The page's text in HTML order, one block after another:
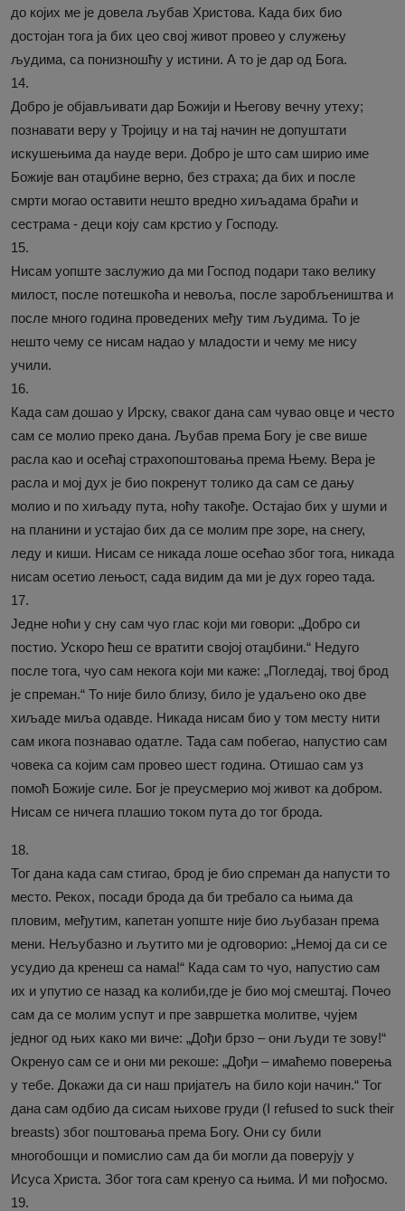
до којих ме је довела љубав Христова. Када бих био
достојан тога ја бих цео свој живот провео у служењу
људима, са понизношћу у истини. А то је дар од Бога.
14.
Добро је објављивати дар Божији и Његову вечну утеху;
познавати веру у Тројицу и на тај начин не допуштати
искушењима да науде вери. Добро је што сам ширио име
Божије ван отаџбине верно, без страха; да бих и после
смрти могао оставити нешто вредно хиљадама браћи и
сестрама - деци коју сам крстио у Господу.
15.
Нисам уопште заслужио да ми Господ подари тако велику
милост, после потешкоћа и невоља, после заробљеништва и
после много година проведених међу тим људима. То је
нешто чему се нисам надао у младости и чему ме нису
учили.
16.
Када сам дошао у Ирску, сваког дана сам чувао овце и често
сам се молио преко дана. Љубав према Богу је све више
расла као и осећај страхопоштовања према Њему. Вера је
расла и мој дух је био покренут толико да сам се дању
молио и по хиљаду пута, ноћу такође. Остајао бих у шуми и
на планини и устајао бих да се молим пре зоре, на снегу,
леду и киши. Нисам се никада лоше осећао због тога, никада
нисам осетио лењост, сада видим да ми је дух горео тада.
17.
Једне ноћи у сну сам чуо глас који ми говори: „Добро си
постио. Ускоро ћеш се вратити својој отаџбини.“ Недуго
после тога, чуо сам некога који ми каже: „Погледај, твој брод
је спреман.“ То није било близу, било је удаљено око две
хиљаде миља одавде. Никада нисам био у том месту нити
сам икога познавао одатле. Тада сам побегао, напустио сам
човека са којим сам провео шест година. Отишао сам уз
помоћ Божије силе. Бог је преусмерио мој живот ка добром.
Нисам се ничега плашио током пута до тог брода.
18.
Тог дана када сам стигао, брод је био спреман да напусти то
место. Рекох, посади брода да би требало са њима да
пловим, међутим, капетан уопште није био љубазан према
мени. Нељубазно и љутито ми је одговорио: „Немој да си се
усудио да кренеш са нама!“ Када сам то чуо, напустио сам
их и упутио се назад ка колиби,где је био мој смештај. Почео
сам да се молим успут и пре завршетка молитве, чујем
једног од њих како ми виче: „Дођи брзо – они људи те зову!“
Окренуо сам се и они ми рекоше: „Дођи – имаћемо поверења
у тебе. Докажи да си наш пријатељ на било који начин.“ Тог
дана сам одбио да сисам њихове груди (I refused to suck their
breasts) због поштовања према Богу. Они су били
многобошци и помислио сам да би могли да поверују у
Исуса Христа. Због тога сам кренуо са њима. И ми пођосмо.
19.